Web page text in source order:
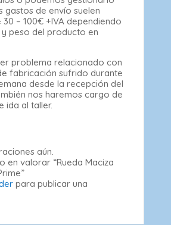
gastos de envío suelen
– 100€ +IVA dependiendo
y peso del producto en
problema relacionado con
fabricación sufrido durante
desde la recepción del
nos haremos cargo de
ida al taller.
aún.
en valorar “Rueda Maciza
para publicar una